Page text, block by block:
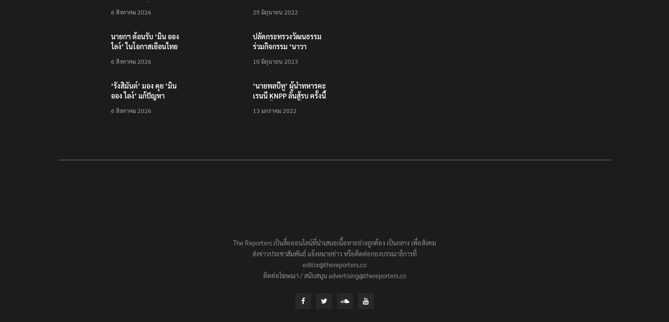
6 สิงหาคม 2026
นายกฯ ต้อนรับ ‘มิน ออง
ไลง์’ ในโอกาสเยือนไทย
6 สิงหาคม 2026
‘รังสิมันต์’ มอง คุย ‘มิน
ออง ไลง์’ แก้ปัญหา
ไปก็ไลฟ์บอย เหตุคุมกอง
6 สิงหาคม 2026
ทั่วไทย ไม่ใช่แค่ในกรุง
25 มิถุนายน 2022
ปลัดกระทรวงวัฒนธรรม
ร่วมกิจกรรม ‘นาวา
ตักบาตรทางน้ำ
10 มิถุนายน 2023
‘นายพลบีทู’ ผู้นำทหารคะ
เรนนี KNPP ลั่นสู้รบ ครั้งนี้
ประชาชนต้องชนะ
13 มกราคม 2022
The Reporters เป็นสื่อออนไลน์ที่นำเสนอเนื้อหาอย่างถูกต้อง เป็นกลาง เพื่อสังคม
ส่งข่าวประชาสัมพันธ์ แจ้งหมายข่าว หรือติดต่อกองบรรณาธิการที่
editor@thereporters.co
ติดต่อโฆษณา / สนับสนุน advertising@thereporters.co